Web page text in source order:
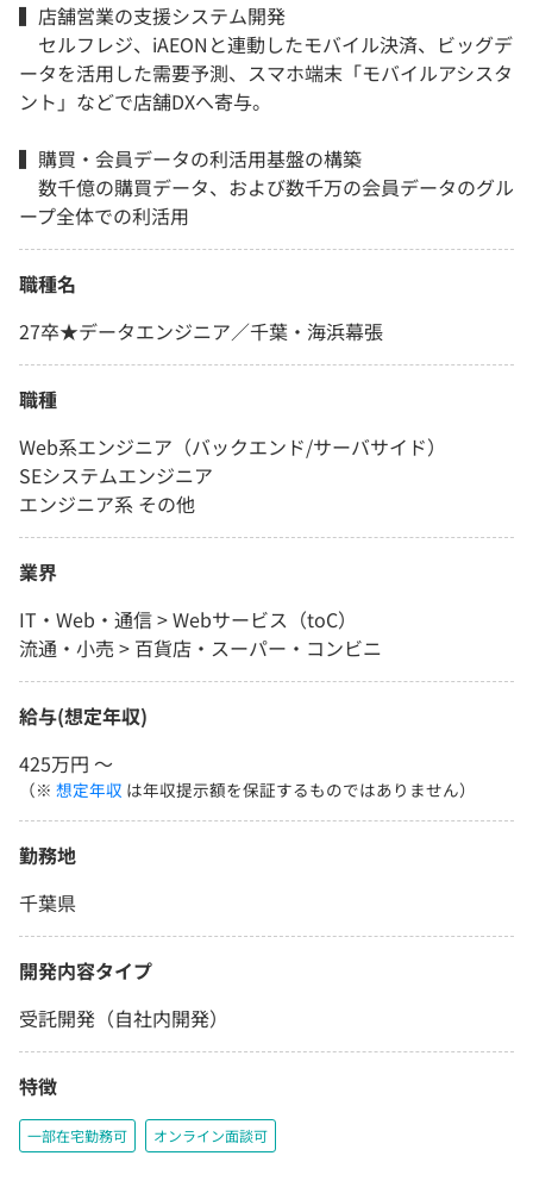
▍店舗営業の支援システム開発
セルフレジ、iAEONと連動したモバイル決済、ビッグデ
ータを活用した需要予測、スマホ端末「モバイルアシスタ
ント」などで店舗DXへ寄与。
▍購買・会員データの利活用基盤の構築
数千億の購買データ、および数千万の会員データのグル
ープ全体での利活用
職種名
27卒★データエンジニア／千葉・海浜幕張
職種
Web系エンジニア（バックエンド/サーバサイド）
SEシステムエンジニア
エンジニア系 その他
業界
IT・Web・通信 > Webサービス（toC）
流通・小売 > 百貨店・スーパー・コンビニ
給与(想定年収)
425万円 〜
（※ 想定年収 は年収提示額を保証するものではありません）
勤務地
千葉県
開発内容タイプ
受託開発（自社内開発）
特徴
一部在宅勤務可 オンライン面談可